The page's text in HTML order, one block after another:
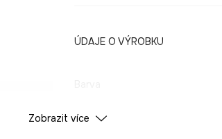
ÚDAJE O VÝROBKU
ID produktu
Zobrazit více